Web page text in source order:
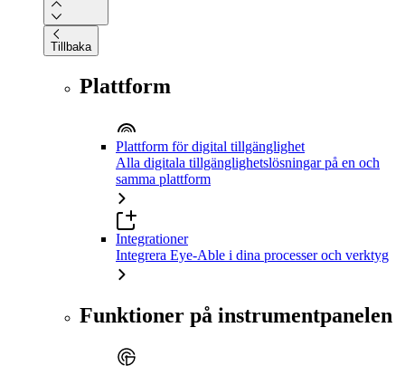
Tillbaka
Plattform
Plattform för digital tillgänglighet
Alla digitala tillgänglighetslösningar på en och
samma plattform
Integrationer
Integrera Eye-Able i dina processer och verktyg
Funktioner på instrumentpanelen